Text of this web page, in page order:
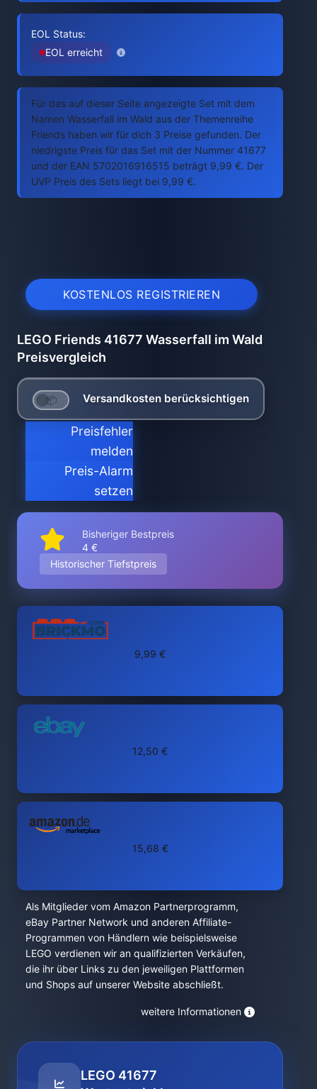
EOL Status:
EOL erreicht
Für das auf dieser Seite angezeigte Set mit dem
Namen Wasserfall im Wald aus der Themenreihe
Friends haben wir für dich 3 Preise gefunden. Der
niedrigste Preis für das Set mit der Nummer 41677
und der EAN 5702016916515 beträgt 9,99 €. Der
UVP Preis des Sets liegt bei 9,99 €.
KOSTENLOS REGISTRIEREN
LEGO Friends 41677 Wasserfall im Wald
Preisvergleich
Versandkosten berücksichtigen
Preisfehler
melden
Preis-Alarm
setzen
Bisheriger Bestpreis
4 €
Historischer Tiefstpreis
9,99 €
12,50 €
15,68 €
Als Mitglieder vom Amazon Partnerprogramm,
eBay Partner Network und anderen Affiliate-
Programmen von Händlern wie beispielsweise
LEGO verdienen wir an qualifizierten Verkäufen,
die ihr über Links zu den jeweiligen Plattformen
und Shops auf unserer Website abschließt.
weitere Informationen
LEGO 41677